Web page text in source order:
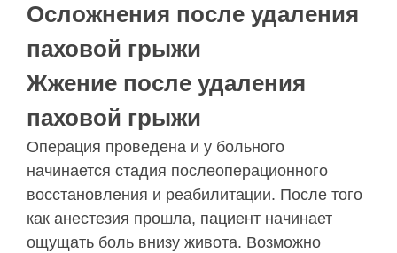
Осложнения после удаления
паховой грыжи
Жжение после удаления
паховой грыжи
Операция проведена и у больного
начинается стадия послеоперационного
восстановления и реабилитации. После того
как анестезия прошла, пациент начинает
ощущать боль внизу живота. Возможно